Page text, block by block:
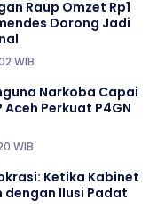
Raup Omzet Rp1
Dorong Jadi
WIB
Narkoba Capai
Aceh Perkuat P4GN
WIB
Ketika Kabinet
dengan Ilusi Padat